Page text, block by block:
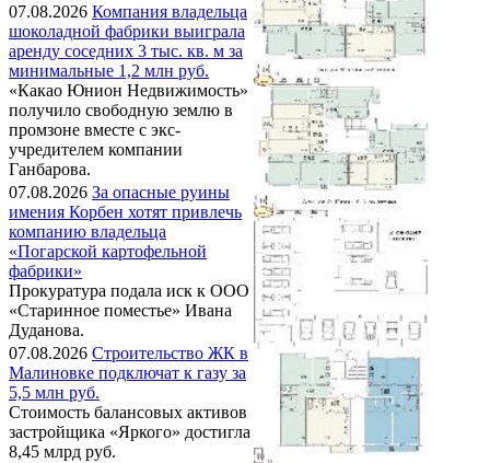
07.08.2026 Компания владельца
шоколадной фабрики выиграла
аренду соседних 3 тыс. кв. м за
минимальные 1,2 млн руб.
«Какао Юнион Недвижимость»
получило свободную землю в
промзоне вместе с экс-
учредителем компании
Ганбарова.
07.08.2026 За опасные руины
имения Корбен хотят привлечь
компанию владельца
«Погарской картофельной
фабрики»
Прокуратура подала иск к ООО
«Старинное поместье» Ивана
Дуданова.
07.08.2026 Строительство ЖК в
Малиновке подключат к газу за
5,5 млн руб.
Стоимость балансовых активов
застройщика «Яркого» достигла
8,45 млрд руб.